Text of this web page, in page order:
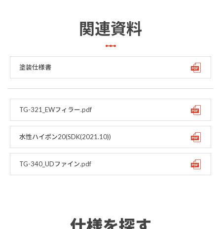
関連資料
塗装仕様書
TG-321_EWフィラー.pdf
水性ハイポン20(SDK(2021.10))
TG-340_UDファイン.pdf